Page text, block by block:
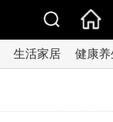
生活家居 健康养